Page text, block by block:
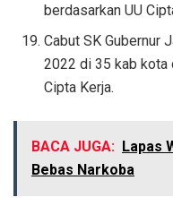
berdasarkan UU
Cabut SK Gubernur
2022 di 35 kab kota
Cipta Kerja.
BACA JUGA: Lapas
Bebas Narkoba